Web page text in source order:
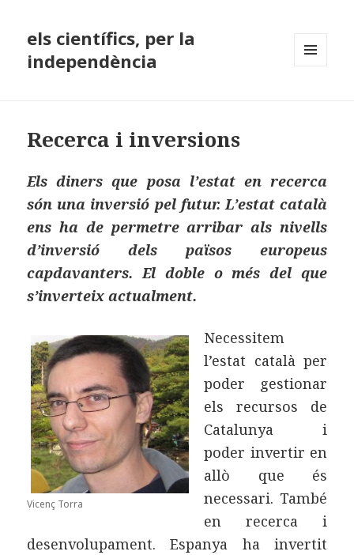
els científics, per la
independència
Recerca i inversions
Els diners que posa l’estat en recerca
són una inversió pel futur. L’estat català
ens ha de permetre arribar als nivells
d’inversió dels països europeus
capdavanters. El doble o més del que
s’inverteix actualment.
Vicenç Torra
Necessitem
l’estat català per
poder gestionar
els recursos de
Catalunya i
poder invertir en
allò que és
necessari. També
en recerca i
desenvolupament. Espanya ha invertit